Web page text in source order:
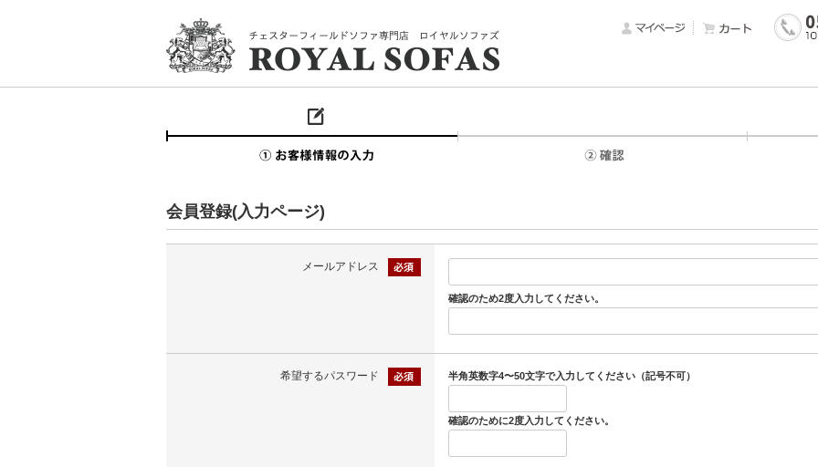
会員登録(入力ページ)
メールアドレス
確認のため2度入力してください。
希望するパスワード 半角英数字4〜50文字で入力してください（記号不可）
確認のために2度入力してください。